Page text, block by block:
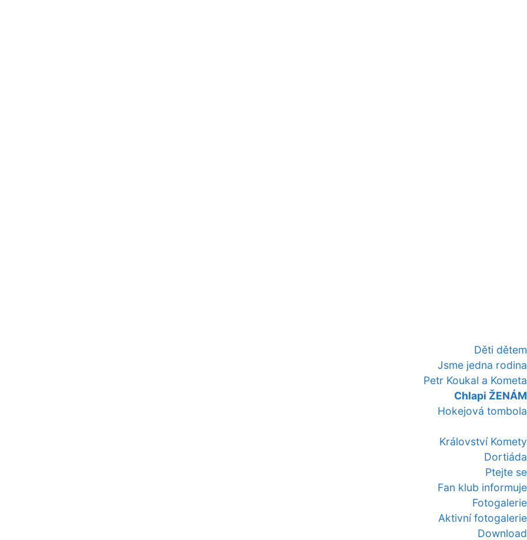
Děti dětem
Jsme jedna rodina
Petr Koukal a Kometa
Chlapi ŽENÁM
Hokejová tombola
Království Komety
Dortiáda
Ptejte se
Fan klub informuje
Fotogalerie
Aktivní fotogalerie
Download